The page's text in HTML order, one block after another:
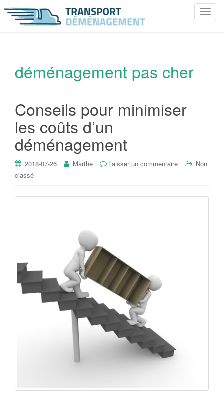
T
i
déménagement pas cher
Conseils pour minimiser
les coûts d’un
déménagement
2018-07-26 Marthe Laisser un commentaire
Non
classé